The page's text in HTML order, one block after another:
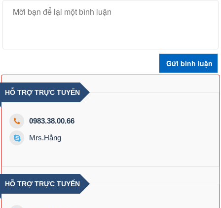
HỖ TRỢ TRỰC TUYẾN
0983.38.00.66
Mrs.Hằng
HỖ TRỢ TRỰC TUYẾN